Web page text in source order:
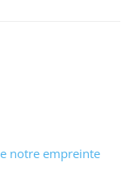
notre empreinte